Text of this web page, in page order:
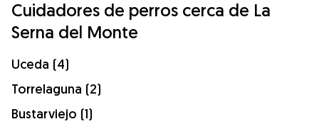
Cuidadores de perros cerca de La
Serna del Monte
Uceda (4)
Torrelaguna (2)
Bustarviejo (1)